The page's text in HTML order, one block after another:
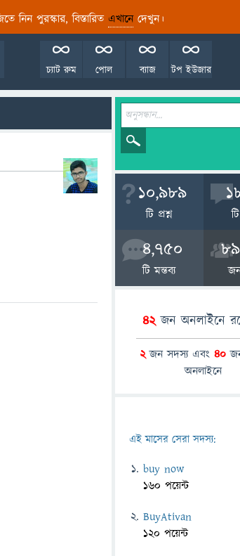
নিন পুরস্কার, বিস্তারিত এখানেদেখুন।
টপ ইউজার
ব্যাজ
পোল
চ্যাট রুম
10,989
টি প্রশ্ন
4,750
টি মন্তব্য
42জন অনলাইনে
2জন সদস্য এবং 40
অনলাইনে
এই মাসের সেরা সদস্য:
buy now
160 পয়েন্ট
BuyAtivan
120 পয়েন্ট